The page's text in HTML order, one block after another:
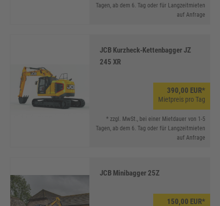
Tagen, ab dem 6. Tag oder für Langzeitmieten
auf Anfrage
JCB Kurzheck-Kettenbagger JZ
245 XR
390,00 EUR*
Mietpreis pro Tag
* zzgl. MwSt., bei einer Mietdauer von 1-5
Tagen, ab dem 6. Tag oder für Langzeitmieten
auf Anfrage
JCB Minibagger 25Z
150,00 EUR*